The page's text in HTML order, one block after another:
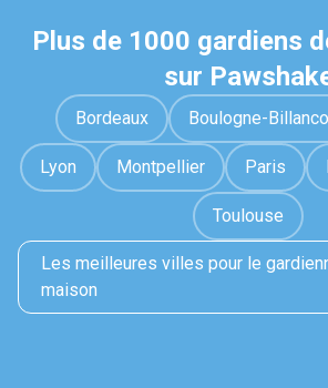
Plus de 1000 gardiens
sur
Bordeaux Boulogne-
Lyon Montpellier Paris
Toulouse
Les meilleures villes pour le
maison